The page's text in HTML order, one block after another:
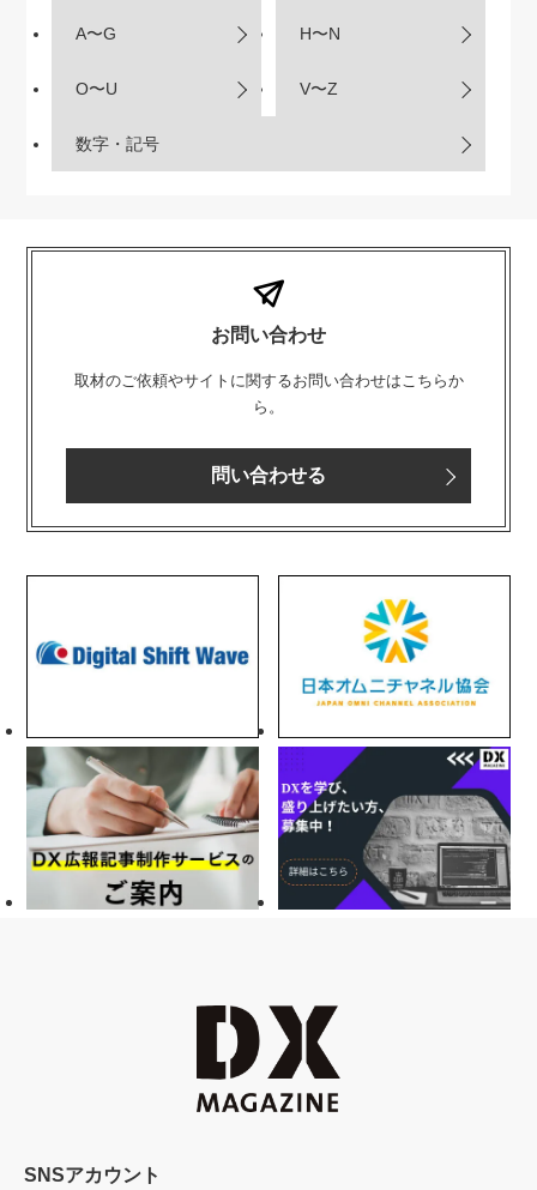
A〜G H〜N
O〜U V〜Z
数字・記号
お問い合わせ
取材のご依頼やサイトに関するお問い合わせはこちらか
ら。
問い合わせる
SNSアカウント